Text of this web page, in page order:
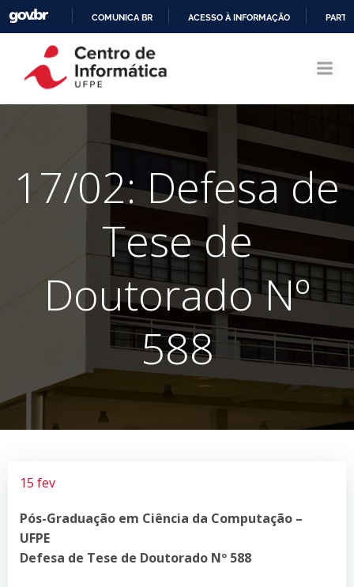
CONTEÚDO
COMUNICA BR ACESSO À INFORMAÇÃO
17/02: Defesa de
Tese de
Doutorado Nº
588
15 fev
Pós-Graduação em Ciência da Computação –
UFPE
Defesa de Tese de Doutorado Nº 588